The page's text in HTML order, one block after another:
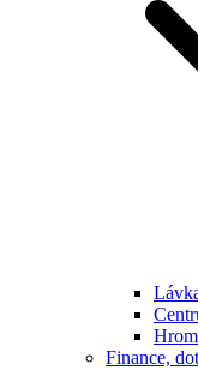
Finance,